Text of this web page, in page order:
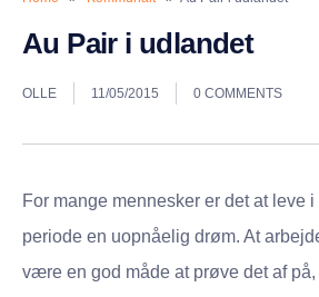
Au Pair i udlandet
OLLE 11/05/2015 0 COMMENTS
For mange mennesker er det at leve
periode en uopnåelig drøm. At
være en god måde at prøve det af